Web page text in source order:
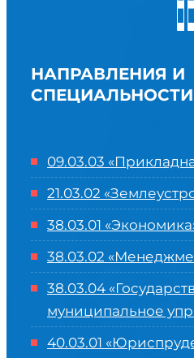
НАПРАВЛЕНИЯ И
СПЕЦИАЛЬНОСТИ
09.03.03
21.03.02
38.03.01
38.03.02
38.03.04
муниципальное
40.03.01